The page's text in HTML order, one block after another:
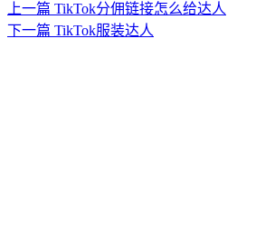
上一篇 TikTok分佣链接怎么给达人
下一篇 TikTok服装达人